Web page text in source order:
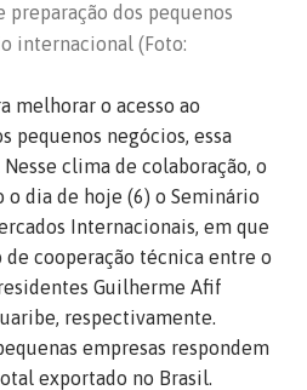
dos pequenos
internacional (Foto:
melhorar o acesso ao
pequenos negócios, essa
clima de colaboração, o
o dia de hoje (6) o Seminário
Internacionais, em que
cooperação técnica entre o
Guilherme Afif
respectivamente.
empresas respondem
exportado no Brasil.